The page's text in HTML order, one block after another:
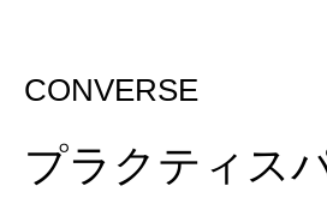
CONVERSE
プラクティス